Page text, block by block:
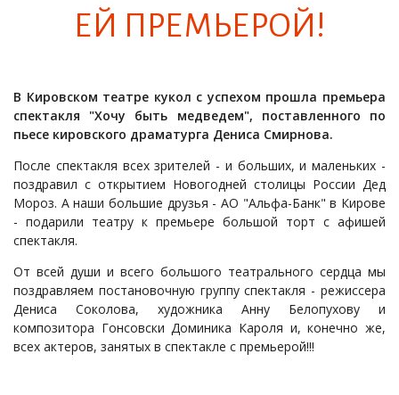
ЕЙ ПРЕМЬ­Е­РОЙ!
В Кировском театре кукол с успехом прошла премьера
спектакля "Хочу быть медведем", поставленного по
пьесе кировского драматурга Дениса Смирнова.
После спектакля всех зрителей - и больших, и маленьких -
поздравил с открытием Новогодней столицы России Дед
Мороз. А наши большие друзья - АО "Альфа-Банк" в Кирове
- подарили театру к премьере большой торт с афишей
спектакля.
От всей души и всего большого театрального сердца мы
поздравляем постановочную группу спектакля - режиссера
Дениса Соколова, художника Анну Белопухову и
композитора Гонсовски Доминика Кароля и, конечно же,
всех актеров, занятых в спектакле с премьерой!!!